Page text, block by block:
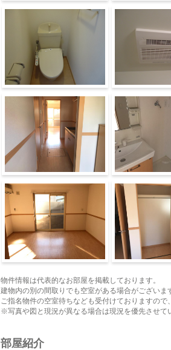
洗髪洗面化粧台 バス（アクセン
シャワー付トイレ 浴室乾燥機
廊下 洗濯機置場
物件情報は代表的なお部屋を掲載しております。
建物内の別の間取りでも空室がある場合がございま
ご指名物件の空室待ちなども受付けておりますので
※写真や図と現況が異なる場合は現況を優先させて
部屋紹介